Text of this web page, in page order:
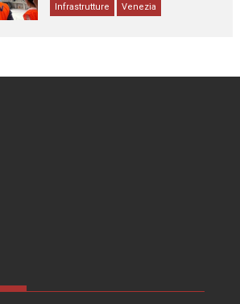
Infrastrutture Venezia